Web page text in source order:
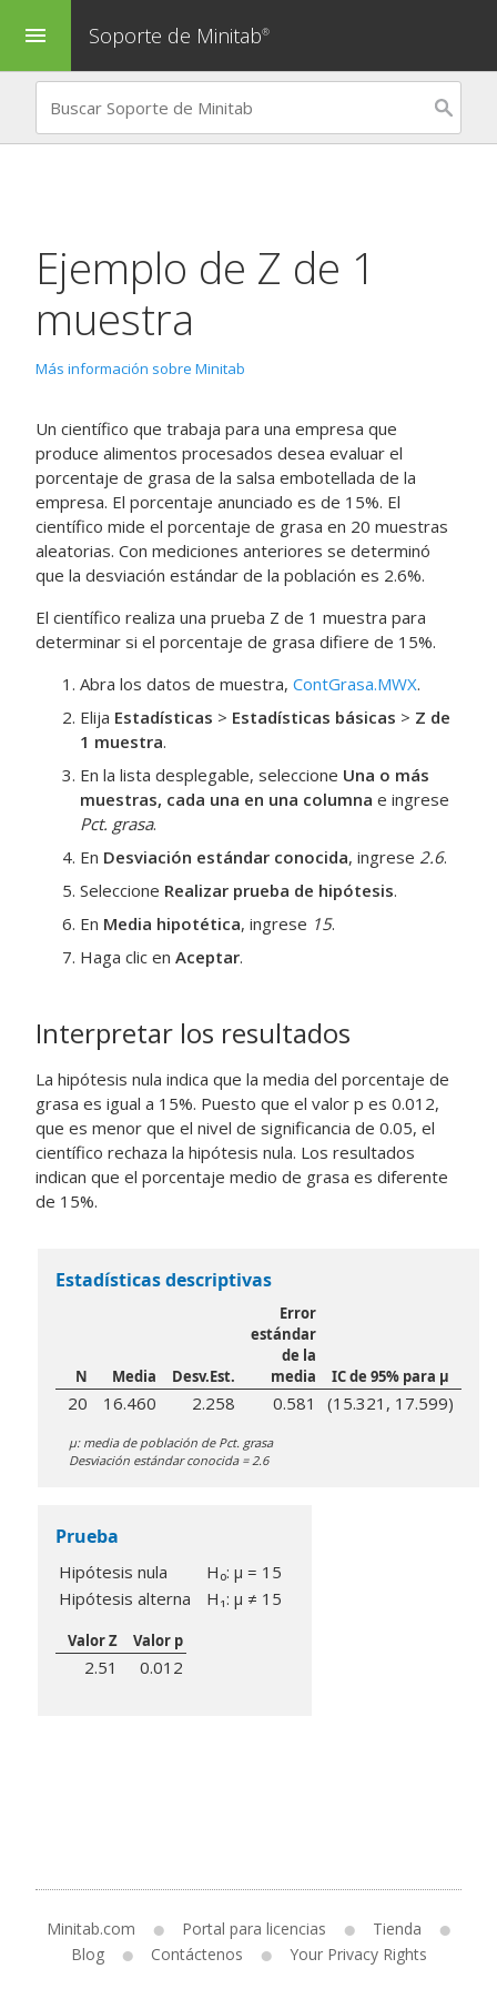
menu Soporte de Minitab®
Ejemplo de Z de 1
muestra
Más información sobre Minitab
Un científico que trabaja para una empresa que
produce alimentos procesados desea evaluar el
porcentaje de grasa de la salsa embotellada de la
empresa. El porcentaje anunciado es de 15%. El
científico mide el porcentaje de grasa en 20 muestras
aleatorias. Con mediciones anteriores se determinó
que la desviación estándar de la población es 2.6%.
El científico realiza una prueba Z de 1 muestra para
determinar si el porcentaje de grasa difiere de 15%.
Abra los datos de muestra, ContGrasa.MWX.
Elija Estadísticas > Estadísticas básicas > Z de
1 muestra.
En la lista desplegable, seleccione Una o más
muestras, cada una en una columna e ingrese
Pct. grasa.
En Desviación estándar conocida, ingrese 2.6.
Seleccione Realizar prueba de hipótesis.
En Media hipotética, ingrese 15.
Haga clic en Aceptar.
Interpretar los resultados
La hipótesis nula indica que la media del porcentaje de
grasa es igual a 15%. Puesto que el valor p es 0.012,
que es menor que el nivel de significancia de 0.05, el
científico rechaza la hipótesis nula. Los resultados
indican que el porcentaje medio de grasa es diferente
de 15%.
Estadísticas descriptivas
N Media Desv.Est.
Error
estándar
de la
media
IC de 95% para μ
20 16.460 2.258 0.581 (15.321, 17.599)
μ: media de población de Pct. grasa
Desviación estándar conocida = 2.6
Prueba
Hipótesis nula
H₀: μ = 15
Hipótesis alterna
H₁: μ ≠ 15
Valor Z Valor p
2.51 0.012
Minitab.com Portal para licencias
Tienda
Blog
Contáctenos Your Privacy Rights